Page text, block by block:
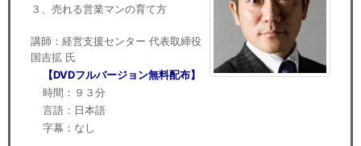
３、売れる営業マンの育て方
講師：経営支援センター 代表取締役
国吉拡 氏
【DVDフルバージョン無料配布】
時間：９３分
言語：日本語
字幕：なし